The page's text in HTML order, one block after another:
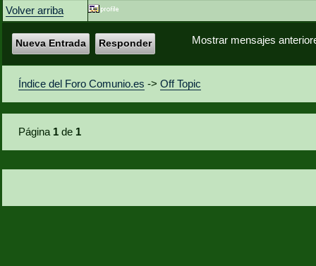
Volver arriba
Mostrar mensajes
Nueva Entrada Responder
Índice del Foro Comunio.es ->Off Topic
Página 1 de 1